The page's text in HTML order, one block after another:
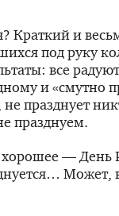
Краткий и
под руку
все
и «смутно
не празднует
празднуем.
хорошее — День
Может,